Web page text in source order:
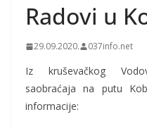
Radovi u
29.09.2020. 037info.net
Iz kruševačkog
saobraćaja na putu
informacije: